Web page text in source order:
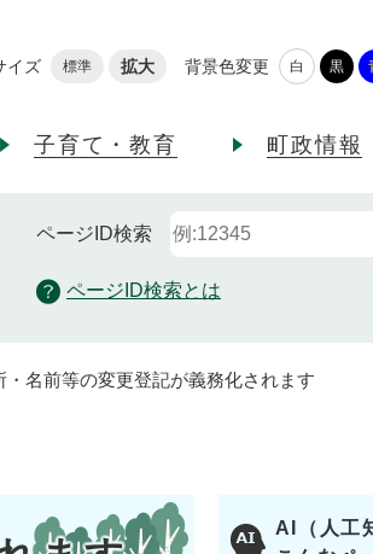
イズ 標準 拡大 背景色変更 白 黒
子育て・教育 町政情報
ページID検索
ページID検索とは
・名前等の変更登記が義務化されます
AI（人工